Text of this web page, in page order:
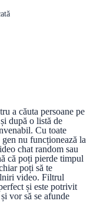
a căuta persoane pe
după o listă de
Cu toate
nu funcționează la
chat random sau
că poți pierde timpul
poți să te
video. Filtrul
și este potrivit
vor să se afunde